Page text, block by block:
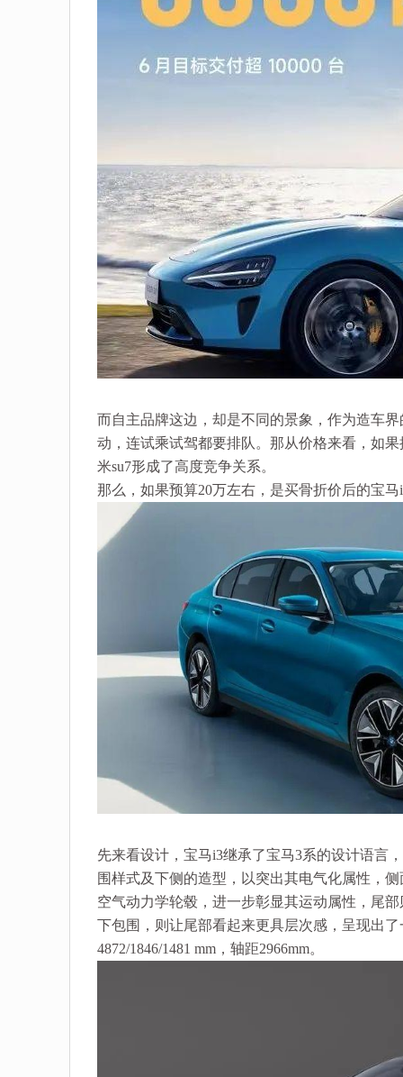
而自主品牌这边，却是不同的景象，作为造车
动，连试乘试驾都要排队。那从价格来看，如
米su7形成了高度竞争关系。
那么，如果预算20万左右，是买骨折价后的宝
先来看设计，宝马i3继承了宝马3系的设计语言
围样式及下侧的造型，以突出其电气化属性，
空气动力学轮毂，进一步彰显其运动属性，尾
下包围，则让尾部看起来更具层次感，呈现出
4872/1846/1481 mm，轴距2966mm。